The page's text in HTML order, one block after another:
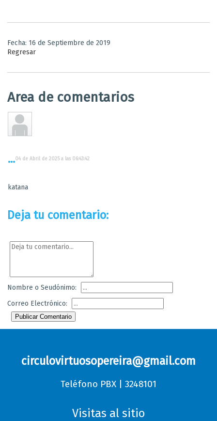
Fecha: 16 de Septiembre de 2019
Regresar
Area de comentarios
...04 de Abril de 2025 a las 06:43:42
katana
Deja tu comentario:
Nombre o Seudónimo:
Correo Electrónico:
Publicar Comentario
circulovirtuosopereira@gmail.com
Teléfono PBX | 3248101
Visitas al sitio